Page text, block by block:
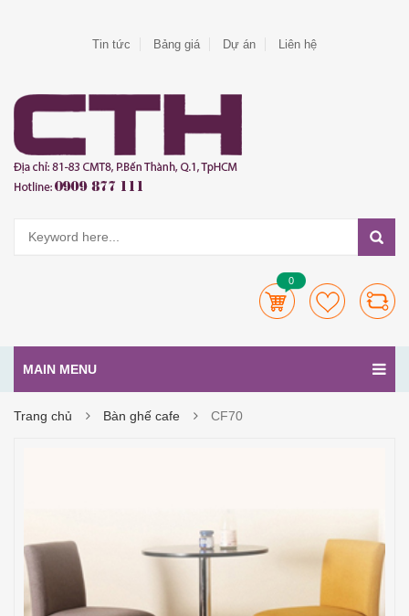
Tin tức Bảng giá Dự án Liên hệ
0
MAIN MENU
Trang chủ Bàn ghế cafe CF70